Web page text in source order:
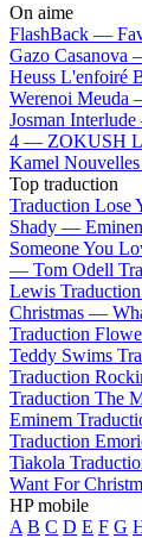
On aime
FlashBack —
Gazo Casanova
Heuss L'enfoiré
Werenoi Meuda
Josman
4 — ZOKUSH
Kamel
Top traduction
Traduction Lose
Shady —
Someone You
— Tom Odell
Lewis
Christmas —
Traduction
Teddy Swims
Traduction
Traduction The
Eminem
Traduction
Tiakola
Want For
HP mobile
A B C D E F G